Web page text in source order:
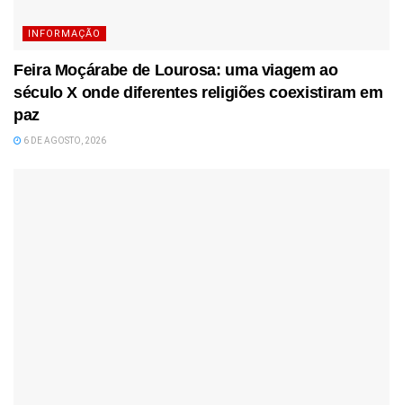
INFORMAÇÃO
Feira Moçárabe de Lourosa: uma viagem ao
século X onde diferentes religiões coexistiram em
paz
6 DE AGOSTO, 2026